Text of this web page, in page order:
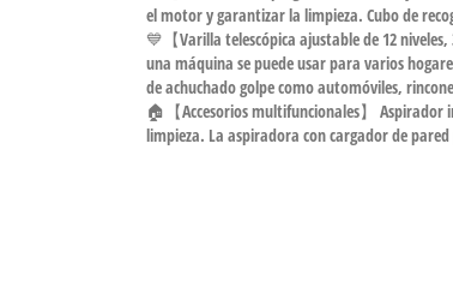
el motor y garantizar la limpieza. Cubo de
💙【Varilla telescópica ajustable de 12
una máquina se puede usar para varios
de achuchado golpe como automóviles,
🏠【Accesorios multifuncionales】 Aspirador
limpieza. La aspiradora con cargador de